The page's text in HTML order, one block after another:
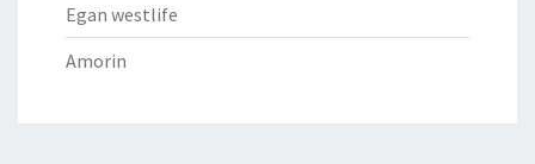
Egan westlife
Amorin